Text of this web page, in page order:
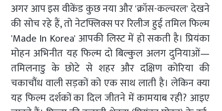
अगर आप इस वीकेंड कुछ नया और 'क्रॉस-कल्चरल' देखने
की सोच रहे हैं, तो नेटफ्लिक्स पर रिलीज हुई तमिल फिल्म
'Made In Korea' आपकी लिस्ट में हो सकती है। प्रियंका
मोहन अभिनीत यह फिल्म दो बिल्कुल अलग दुनियाओं—
तमिलनाडु के छोटे से शहर और दक्षिण कोरिया की
चकाचौंध वाली सड़कों को एक साथ लाती है। लेकिन क्या
यह फिल्म दर्शकों का दिल जीतने में कामयाब रही? आइए